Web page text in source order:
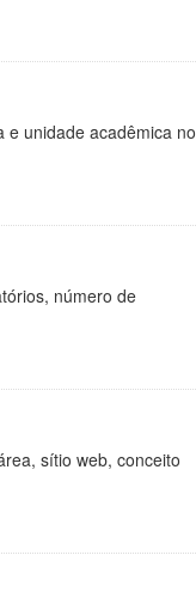
e unidade acadêmica no
número de
sítio web, conceito